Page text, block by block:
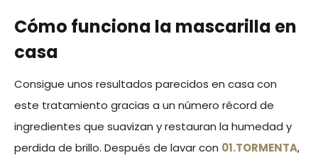
Cómo funciona la mascarilla en
casa
Consigue unos resultados parecidos en casa con
este tratamiento gracias a un número récord de
ingredientes que suavizan y restauran la humedad y
perdida de brillo. Después de lavar con 01.TORMENTA,